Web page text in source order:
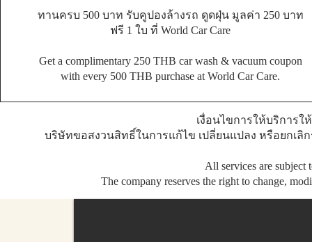
ทานครบ 500 บาท รับคูปองล้างรถ ดูดฝุ่น มูลค่า 250 บาท
ฟรี 1 ใบ ที่ World Car Care
Get a complimentary 250 THB car wash & vacuum coupon
with every 500 THB purchase at World Car Care.
เงื่อนไขการให้บริการ
บริษัทขอสงวนสิทธิ์ในการแก้ไข เปลี่ยนแปลง หรือยกเลิ
All services are subject
The company reserves the right to change,